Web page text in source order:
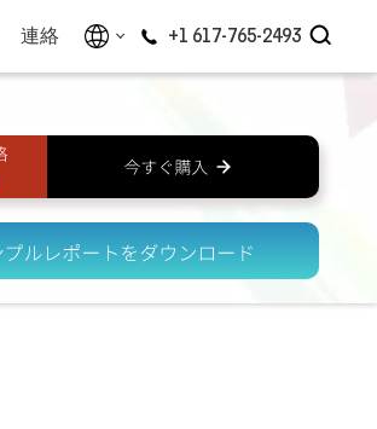
連絡 +1 617-765-2493